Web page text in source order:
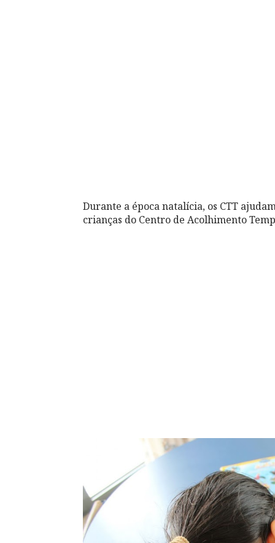
Durante a época natalícia, os CTT
crianças do Centro de Acolhimento